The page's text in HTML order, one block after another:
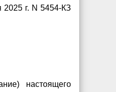
2025 г. N 5454-КЗ
настоящего